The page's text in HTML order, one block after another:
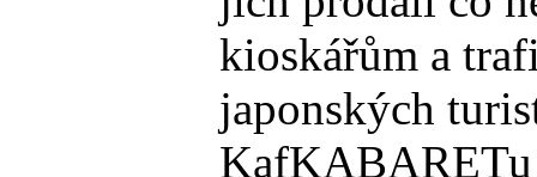
kioskářům a
japonských
KafKABARETu